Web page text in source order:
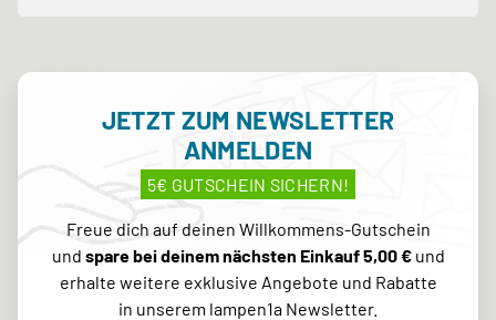
JETZT ZUM NEWSLETTER
ANMELDEN
5€ GUTSCHEIN SICHERN!
Freue dich auf deinen Willkommens-Gutschein
und spare bei deinem nächsten Einkauf 5,00 €und
erhalte weitere exklusive Angebote und Rabatte
in unserem lampen1a Newsletter.